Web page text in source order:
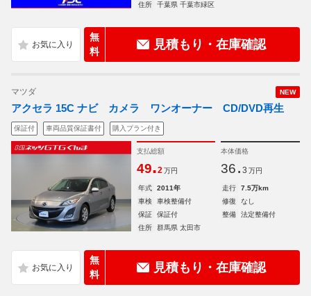
住所
千葉県 千葉市緑区
無
料
見積もり・在庫確認
NEW
マツダ
アクセラ 15C ナビ カメラ ワンオーナー CD/DVD再生
保証付 車両品質保証書付 購入プラン付き
支払総額
49.2 万円
本体価格
36. 3 万円
年式 2011年 走行
7.5万km
車検
車検整備付 修復
なし
保証
保証付 整備
法定整備付
住所
群馬県 太田市
無
料
見積もり・在庫確認